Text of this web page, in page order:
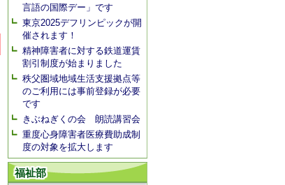
言語の国際デー」です
東京2025デフリンピックが開
催されます！
精神障害者に対する鉄道運賃
割引制度が始まりました
秩父圏域地域生活支援拠点等
のご利用には事前登録が必要
です
きぶねぎくの会 朗読講習会
重度心身障害者医療費助成制
度の対象を拡大します
福祉部